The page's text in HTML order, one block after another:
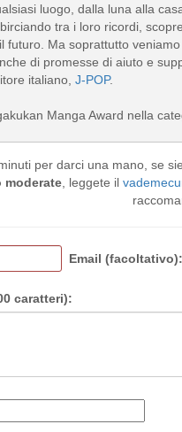
luogo, dalla luna alla
tra i loro ricordi,
futuro. Ma soprattutto
di promesse di aiuto e
italiano, J-POP.
Manga Award nella
per darci una mano, se
moderate , leggete il
Email (facoltativo):
caratteri):